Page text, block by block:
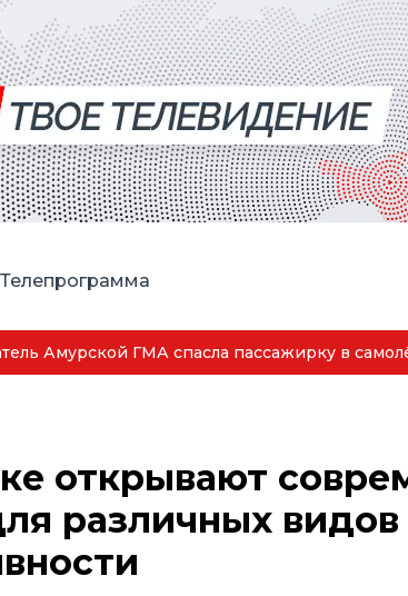
Телепрограмма
Амурской ГМА спасла пассажирку в
открывают
различных видов